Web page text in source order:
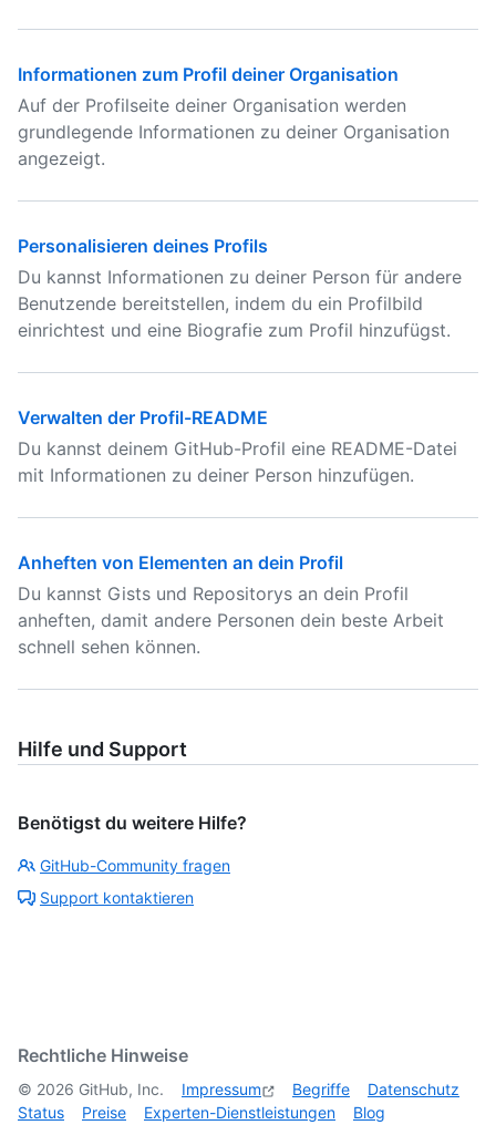
Informationen zum Profil deiner Organisation
Auf der Profilseite deiner Organisation werden
grundlegende Informationen zu deiner Organisation
angezeigt.
Personalisieren deines Profils
Du kannst Informationen zu deiner Person für andere
Benutzende bereitstellen, indem du ein Profilbild
einrichtest und eine Biografie zum Profil hinzufügst.
Verwalten der Profil-README
Du kannst deinem GitHub-Profil eine README-Datei
mit Informationen zu deiner Person hinzufügen.
Anheften von Elementen an dein Profil
Du kannst Gists und Repositorys an dein Profil
anheften, damit andere Personen dein beste Arbeit
schnell sehen können.
Hilfe und Support
Benötigst du weitere Hilfe?
GitHub-Community fragen
Support kontaktieren
Rechtliche Hinweise
© 2026 GitHub, Inc. Impressum Begriffe
Datenschutz
Status
Preise Experten-Dienstleistungen Blog